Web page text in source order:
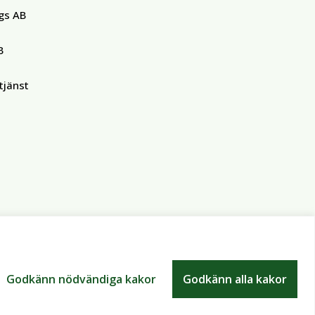
Godkänn nödvändiga kakor Godkänn alla kakor
AB